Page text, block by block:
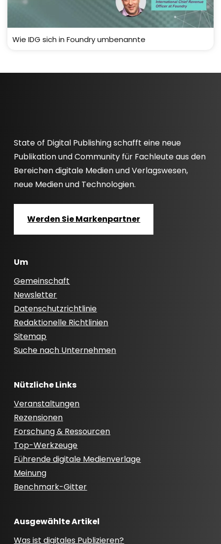
Wie IDG sich in Foundry umbenannte
State of Digital Publishing schafft eine neue
Publikation und Community für Fachleute aus den
Bereichen digitale Medien und Verlagswesen,
neue Medien und Technologien.
Werden Sie Markenpartner
Um
Gemeinschaft
Newsletter
Datenschutzrichtlinie
Redaktionelle Richtlinien
Sitemap
Suche nach Unternehmen
Nützliche Links
Veranstaltungen
Rezensionen
Forschung & Ressourcen
Top-Werkzeuge
Führende digitale Medienverlage
Meinung
Benchmark-Gitter
Ausgewählte Artikel
Was ist digitales Publizieren?